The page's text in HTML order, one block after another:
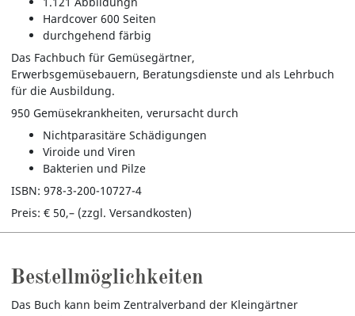
Hardcover 600 Seiten
durchgehend färbig
Das Fachbuch für Gemüsegärtner,
Erwerbsgemüsebauern, Beratungsdienste und als Lehrbuch
für die Ausbildung.
950 Gemüsekrankheiten, verursacht durch
Nichtparasitäre Schädigungen
Viroide und Viren
Bakterien und Pilze
ISBN: 978-3-200-10727-4
Preis: € 50,– (zzgl. Versandkosten)
Bestellmöglichkeiten
Das Buch kann beim Zentralverband der Kleingärtner